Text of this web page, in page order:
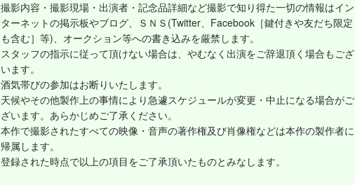
撮影内容・撮影現場・出演者・記念品詳細など撮影で知り得た一切の情報はイン
ターネットの掲示板やブログ、ＳＮＳ(Twitter、Facebook［鍵付きや友だち限定
も含む］等)、オークション等への書き込みを厳禁します。
スタッフの指示に従って頂けない場合は、やむなく出演をご辞退頂く場合もござ
います。
酒気帯びの参加はお断りいたします。
天候やその他製作上の事情により急遽スケジュールが変更・中止になる場合がご
ざいます。あらかじめご了承ください。
本作で撮影されたすべての映像・音声の著作権及び肖像権などは本作の製作者に
帰属します。
登録された時点で以上の項目をご了承頂いたものとみなします。